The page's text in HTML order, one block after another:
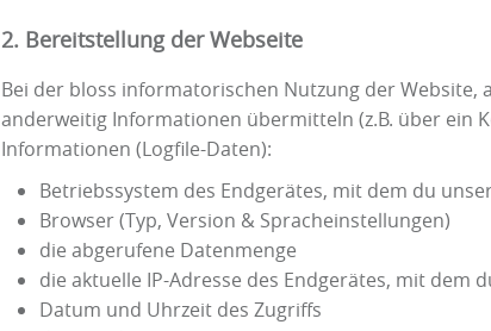
2. Bereitstellung der Webseite
Bei der bloss informatorischen Nutzung der
anderweitig Informationen übermitteln (z.B. über ein
Informationen (Logfile-Daten):
Betriebssystem des Endgerätes, mit dem du
Browser (Typ, Version & Spracheinstellungen)
die abgerufene Datenmenge
die aktuelle IP-Adresse des Endgerätes, mit dem
Datum und Uhrzeit des Zugriffs